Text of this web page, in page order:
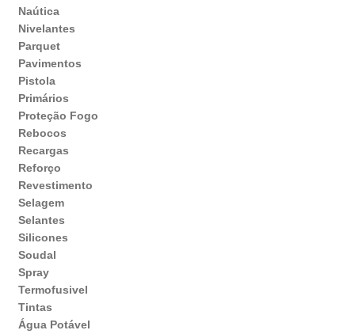
Naútica
Nivelantes
Parquet
Pavimentos
Pistola
Primários
Proteção Fogo
Rebocos
Recargas
Reforço
Revestimento
Selagem
Selantes
Silicones
Soudal
Spray
Termofusivel
Tintas
Água Potável